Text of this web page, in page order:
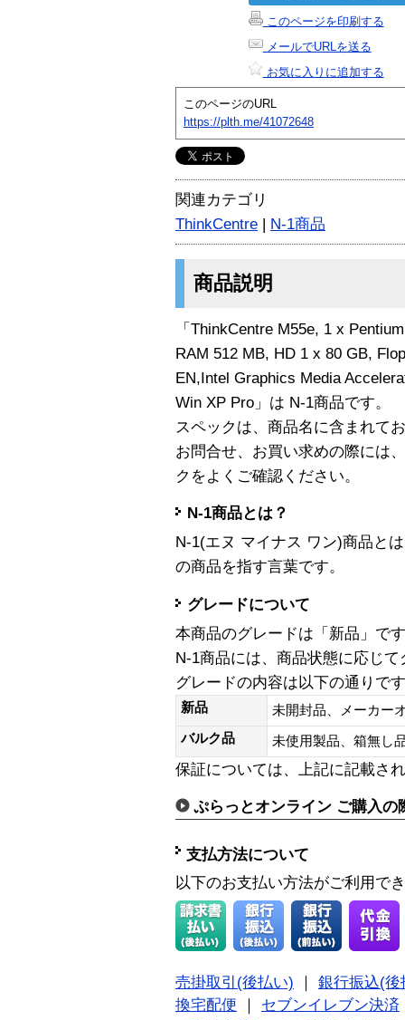
このページを印刷する
メールでURLを送る
お気に入りに追加する
このページのURL
https://plth.me/41072648
関連カテゴリ
ThinkCentre | N-1商品
商品説明
「ThinkCentre M55e, 1 x
RAM 512 MB, HD 1 x 80 GB,
EN,Intel Graphics Media
Win XP Pro」は N-1商品です。
スペックは、商品名に含まれて
お問合せ、お買い求めの際には
クをよくご確認ください。
N-1商品とは？
N-1(エヌ マイナス ワン)商品と
の商品を指す言葉です。
グレードについて
本商品のグレードは「新品」です
N-1商品には、商品状態に応じ
グレードの内容は以下の通りで
新品
未開封品、メーカー
バルク品
未使用製品、箱無
保証については、上記に記載さ
ぷらっとオンライン ご購入の
支払方法について
以下のお支払い方法がご利用で
売掛取引(後払い)
銀行振込(後
換宅配便
セブンイレブン決済